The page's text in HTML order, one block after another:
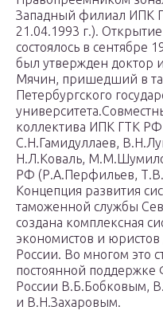
Западный филиал ИПК
21.04.1993 г.).
состоялось в сен­тябре
был утвержден доктор
Мячин, пришедший в
Петер­бургского
коллектива ИПК ГТК
С.Н.Гамидуллаев,
Н.Л.Коваль,
РФ (Р.А.Перфильев,
Концепция развития
таможенной службы
создана комплексная
экономистов и
России. Во многом это
постоянной поддержке
России В.Б.Бобковым,
и В.Н.Захаровым.